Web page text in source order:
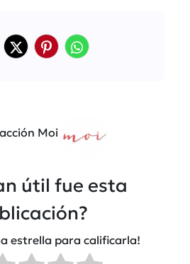
Moi
útil fue esta
estrella para calificarla!